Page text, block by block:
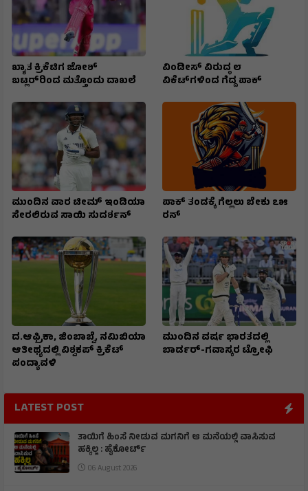
ಖ್ಯಾತ ಕ್ರಿಕೆಟಿಗ ಜೋಶ್
ಬಟ್ಲರ್‌ರಿಂದ ಮತ್ತೊಂದು ದಾಖಲೆ
ವಿಂಡೀಸ್ ವಿರುದ್ಧ ೮
ವಿಕೆಟ್‌ಗಳಿಂದ ಗೆದ್ದ ಪಾಕ್
ಮುಂದಿನ ವಾರ ಟೀಮ್ ಇಂಡಿಯಾ
ಸೇರಲಿರುವ ಸಾಯಿ ಸುದರ್ಶನ್
ಪಾಕ್ ತಂಡಕ್ಕೆ ಗೆಲ್ಲಲು ಬೇಕು ೭೫
ರನ್
ದ.ಆಫ್ರಿಕಾ, ಜಿಂಬಾಬ್ವೆ, ನಮಿಬಿಯಾ
ಆತೀಥ್ಯದಲ್ಲಿ ವಿಶ್ವಕಪ್ ಕ್ರಿಕೆಟ್
ಪಂದ್ಯಾವಳಿ
ಮುಂದಿನ ವರ್ಷ ಭಾರತದಲ್ಲಿ
ಬಾರ್ಡರ್-ಗವಾಸ್ಕರ ಟ್ರೋಫಿ
LATEST POST
ತಾಯಿಗೆ ಹಿಂಸೆ ನೀಡುವ ಮಗನಿಗೆ ಆ ಮನೆಯಲ್ಲಿ ವಾಸಿಸುವ
ಹಕ್ಕಿಲ್ಲ : ಹೈಕೋರ್ಟ್
06 August 2026